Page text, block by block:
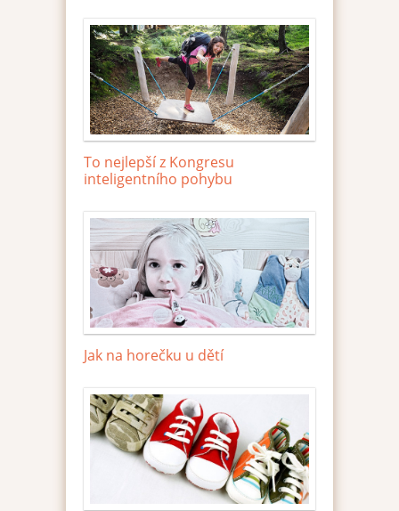
To nejlepší z Kongresu
inteligentního pohybu
Jak na horečku u dětí